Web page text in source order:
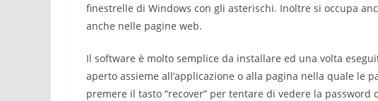
finestrelle di Windows con gli asterischi. Inoltre si occupa
anche nelle pagine web.
Il software è molto semplice da installare ed una volta
aperto assieme all’applicazione o alla pagina nella quale le
premere il tasto “recover” per tentare di vedere la password